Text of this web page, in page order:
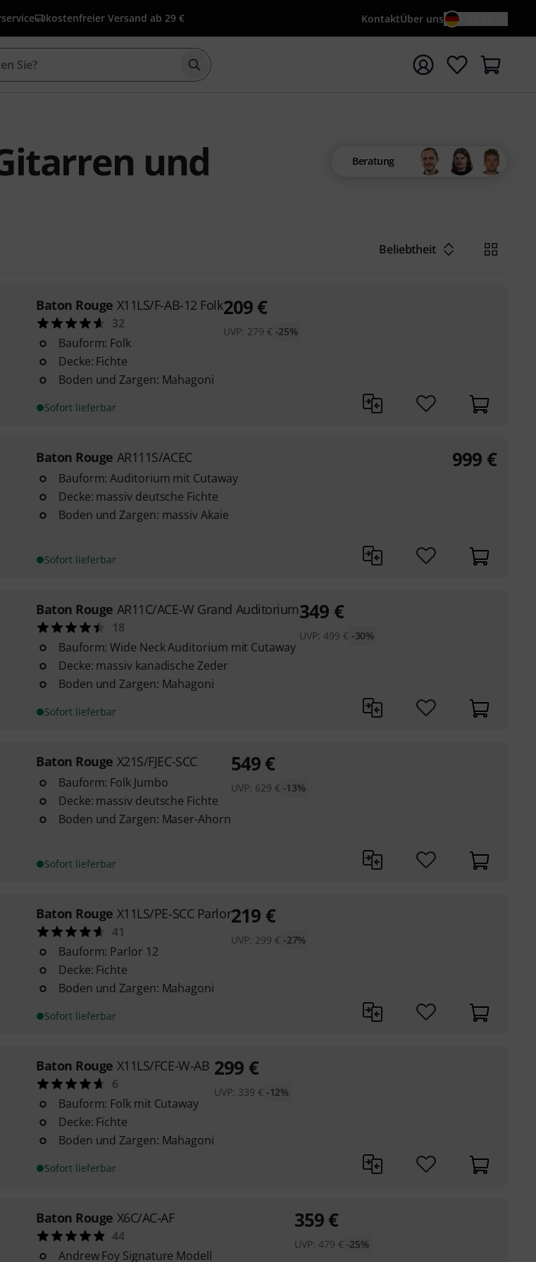
kostenfreier Versand ab 29 € KontaktÜber uns
Suche mit Suchwort {searchTerm} starten
und
Beratung
Beliebtheit
Baton Rouge X11LS/F-AB-12 Folk
32
Bauform: Folk
Decke: Fichte
Boden und Zargen: Mahagoni
Sofort lieferbar
209€
UVP: 279 € -25%
Baton Rouge AR111S/ACEC
Bauform: Auditorium mit Cutaway
Decke: massiv deutsche Fichte
Boden und Zargen: massiv Akaie
Sofort lieferbar
999 €
Baton Rouge AR11C/ACE-W Grand Auditorium
18
Bauform: Wide Neck Auditorium mit Cutaway
Decke: massiv kanadische Zeder
Boden und Zargen: Mahagoni
Sofort lieferbar
349 €
UVP:499 € -30%
Baton Rouge X21S/FJEC-SCC
Bauform: Folk Jumbo
Decke: massiv deutsche Fichte
Boden und Zargen: Maser-Ahorn
Sofort lieferbar
549€
UVP: 629 € -13%
Baton Rouge X11LS/PE-SCC Parlor
41
Bauform: Parlor 12
Decke: Fichte
Boden und Zargen: Mahagoni
Sofort lieferbar
219 €
UVP: 299 € -27%
Baton Rouge X11LS/FCE-W-AB
6
Bauform: Folk mit Cutaway
Decke: Fichte
Boden und Zargen: Mahagoni
Sofort lieferbar
299 €
UVP: 339 € -12%
Baton Rouge X6C/AC-AF
44
Andrew Foy Signature Modell
359€
UVP: 479 € -25%